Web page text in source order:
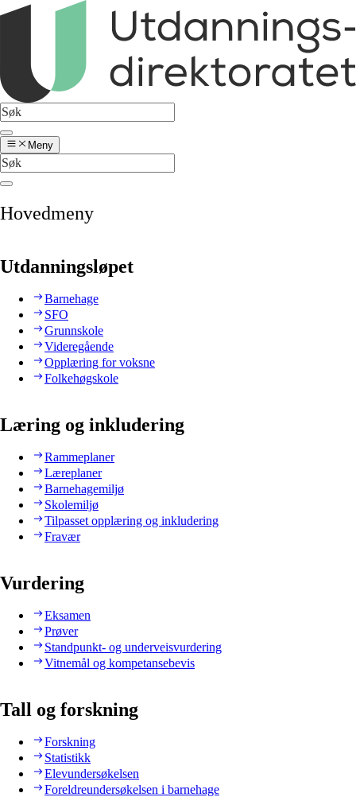
Meny
Hovedmeny
Utdanningsløpet
Barnehage
SFO
Grunnskole
Videregående
Opplæring for voksne
Folkehøgskole
Læring og inkludering
Rammeplaner
Læreplaner
Barnehagemiljø
Skolemiljø
Tilpasset opplæring og inkludering
Fravær
Vurdering
Eksamen
Prøver
Standpunkt- og underveisvurdering
Vitnemål og kompetansebevis
Tall og forskning
Forskning
Statistikk
Elevundersøkelsen
Foreldreundersøkelsen i barnehage